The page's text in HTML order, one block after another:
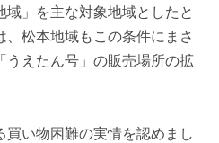
」を主な対象地域としたと
松本地域もこの条件にまさ
うえたん号」の販売場所の拡
い物困難の実情を認めまし